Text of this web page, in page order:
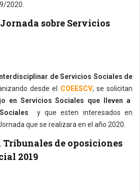
2020.
sobre Servicios
de Servicios Sociales de
desde el COEESCV, se solicitan
en Servicios Sociales que lleven a
y que esten interesados en
que se realizara en el año 2020.
de oposiciones
2019